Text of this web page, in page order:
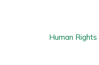
Human Rights